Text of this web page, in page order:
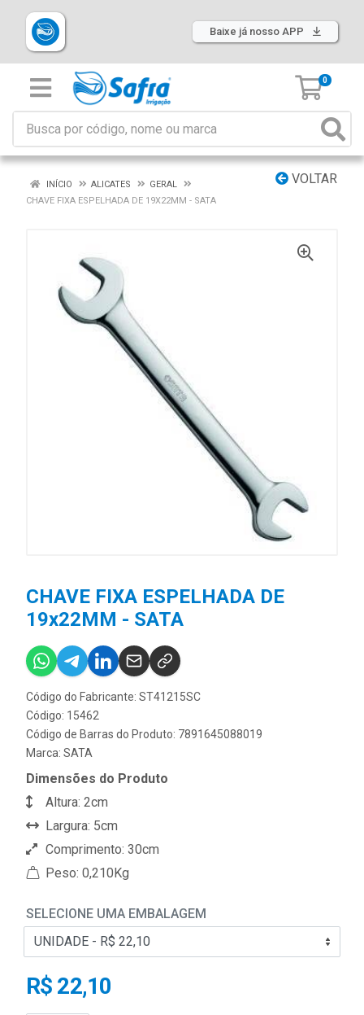
Baixe já nosso APP
0
VOLTAR
INÍCIO ALICATES
GERAL
CHAVE FIXA ESPELHADA DE 19X22MM - SATA
CHAVE FIXA ESPELHADA DE
19x22MM - SATA
Código do Fabricante: ST41215SC
Código: 15462
Código de Barras do Produto: 7891645088019
Marca: SATA
Dimensões do Produto
Altura: 2cm
Largura: 5cm
Comprimento: 30cm
Peso: 0,210Kg
SELECIONE UMA EMBALAGEM
R$ 22,10